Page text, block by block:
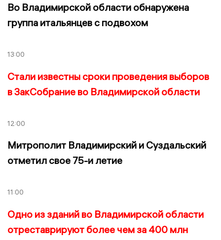
Во Владимирской области обнаружена
группа итальянцев с подвохом
13:00
Стали известны сроки проведения выборов
в ЗакСобрание во Владимирской области
12:00
Митрополит Владимирский и Суздальский
отметил свое 75-и летие
11:00
Одно из зданий во Владимирской области
отреставрируют более чем за 400 млн